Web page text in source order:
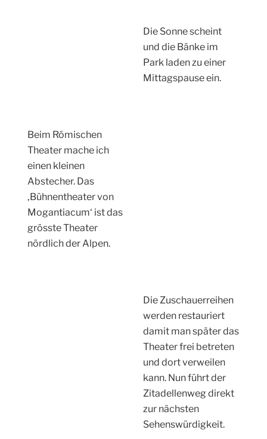
Die Sonne scheint
und die Bänke im
Park laden zu einer
Mittagspause ein.
Beim Römischen
Theater mache ich
einen kleinen
Abstecher. Das
‚Bühnentheater von
Mogantiacum‘ ist das
grösste Theater
nördlich der Alpen.
Die Zuschauerreihen
werden restauriert
damit man später das
Theater frei betreten
und dort verweilen
kann. Nun führt der
Zitadellenweg direkt
zur nächsten
Sehenswürdigkeit.